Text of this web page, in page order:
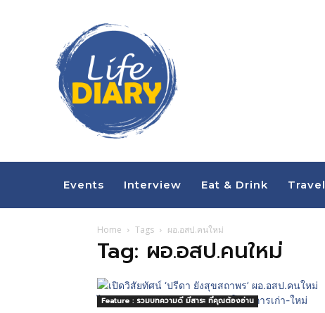
Events Interview Eat & Drink Travel
Home Tags ผอ.อสป.คนใหม่
Tag: ผอ.อสป.คนใหม่
Feature : รวมบทความดี มีสาระ ที่คุณต้องอ่าน